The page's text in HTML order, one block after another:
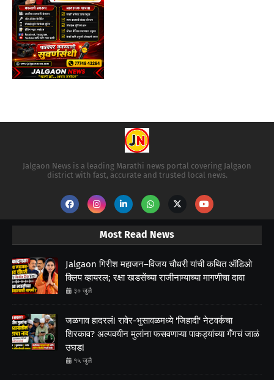
Jalgaon News is a leading Marathi news portal covering Jalgaon
district with fast, accurate and trusted local news.
Most Read News
Jalgaon गिरीश महाजन–विजय चौधरी यांची कथित ऑडिओ
क्लिप व्हायरल; रक्षा खडसेंच्या राजीनाम्याच्या मागणीचा दावा
३० जुलै
जळगाव हादरलं! रावेर-भुसावळमध्ये 'जिहादी' नेटवर्कचा
शिरकाव? अल्पवयीन मुलांना फसवणाऱ्या पाकड्यांच्या गँगचं जाळं
उघड!
१५ जुलै